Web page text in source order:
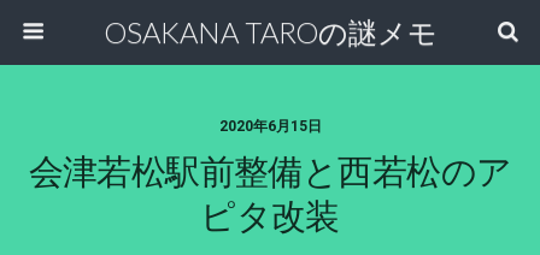
OSAKANA TAROの謎メモ
2020年6月15日
会津若松駅前整備と西若松のア
ピタ改装